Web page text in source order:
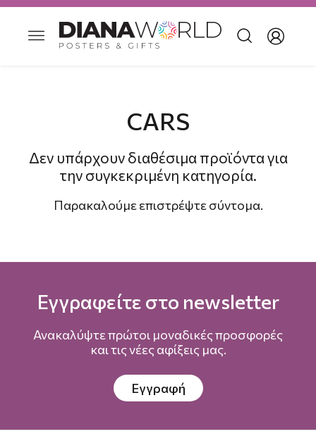
CARS
Δεν υπάρχουν διαθέσιμα προϊόντα για
την συγκεκριμένη κατηγορία.
Παρακαλούμε επιστρέψτε σύντομα.
Εγγραφείτε στο newsletter
Ανακαλύψτε πρώτοι μοναδικές προσφορές
και τις νέες αφίξεις μας.
Εγγραφή